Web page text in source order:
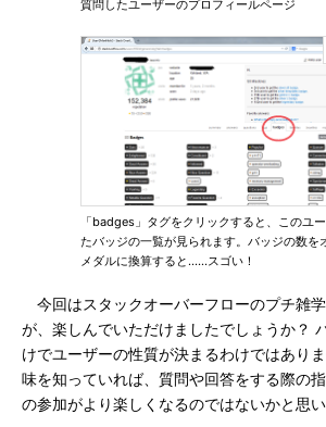
質問したユーザーのプロフィールページ
「badges」タグをクリックすると、このユ
たバッジの一覧が見られます。バッジの数を
メダルに換算すると……スゴい！
今回はスタックオーバーフローのプチ雑
が、楽しんでいただけましたでしょうか？
けでユーザーの性質が決まるわけではあり
味を知っていれば、質問や回答をする際の
の参加がより楽しくなるのではないかと思い